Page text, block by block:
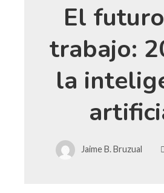
El
trabajo:
la
Jaime B. Bruzual